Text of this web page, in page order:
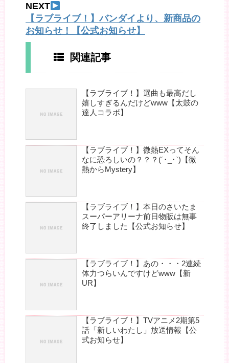
NEXT
【ラブライブ！】バンダイより、新商品の
お知らせ！【公式お知らせ】
関連記事
【ラブライブ！】選曲も最高だし
嬉しすぎるんだけどwww【太鼓の
達人コラボ】
【ラブライブ！】微熱EXってそん
なに恐ろしいの？？？(´･_･`)【微
熱からMystery】
【ラブライブ！】本日のさいたま
スーパーアリーナ前日物販は無事
終了しました【公式お知らせ】
【ラブライブ！】あの・・・2連続
体力つらいんですけどwww【新
UR】
【ラブライブ！】TVアニメ2期第5
話「新しいわたし」放送情報【公
式お知らせ】